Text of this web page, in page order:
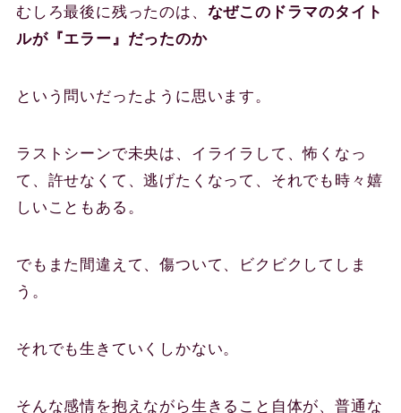
むしろ最後に残ったのは、 なぜこのドラマのタイト
ルが『エラー』だったのか
という問いだったように思います。
ラストシーンで未央は、イライラして、怖くなっ
て、許せなくて、逃げたくなって、それでも時々嬉
しいこともある。
でもまた間違えて、傷ついて、ビクビクしてしま
う。
それでも生きていくしかない。
そんな感情を抱えながら生きること自体が、普通な